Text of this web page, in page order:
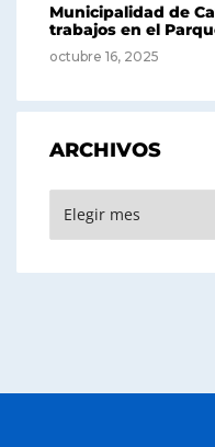
Municipalidad de
trabajos en el
octubre 16, 2025
ARCHIVOS